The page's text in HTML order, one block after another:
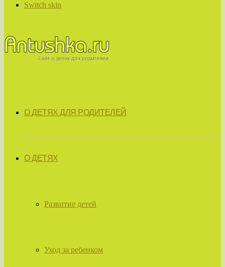
Switch skin
О ДЕТЯХ ДЛЯ РОДИТЕЛЕЙ
О ДЕТЯХ
Развитие детей
Уход за ребенком